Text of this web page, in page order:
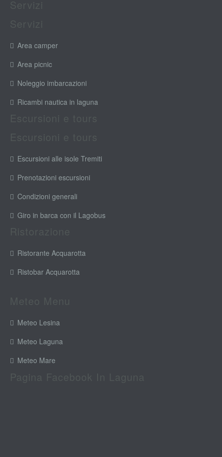
Area camper
Area picnic
Noleggio imbarcazioni
Ricambi nautica in laguna
Escursioni alle isole Tremiti
Prenotazioni escursioni
Condizioni generali
Giro in barca con il Lagobus
Ristorante Acquarotta
Ristobar Acquarotta
Meteo Lesina
Meteo Laguna
Meteo Mare